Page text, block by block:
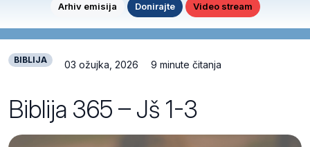
Arhiv emisija Donirajte Video stream
BIBLIJA 03 ožujka, 2026 9 minute čitanja
Biblija 365 – Jš 1-3